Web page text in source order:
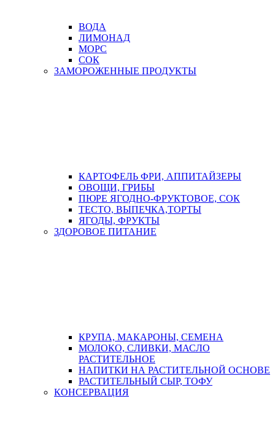
ВОДА
ЛИМОНАД
МОРС
СОК
ЗАМОРОЖЕННЫЕ ПРОДУКТЫ
КАРТОФЕЛЬ ФРИ, АППИТАЙЗЕРЫ
ОВОЩИ, ГРИБЫ
ПЮРЕ ЯГОДНО-ФРУКТОВОЕ, СОК
ТЕСТО, ВЫПЕЧКА,ТОРТЫ
ЯГОДЫ, ФРУКТЫ
ЗДОРОВОЕ ПИТАНИЕ
КРУПА, МАКАРОНЫ, СЕМЕНА
МОЛОКО, СЛИВКИ, МАСЛО
РАСТИТЕЛЬНОЕ
НАПИТКИ НА РАСТИТЕЛЬНОЙ ОСНОВЕ
РАСТИТЕЛЬНЫЙ СЫР, ТОФУ
КОНСЕРВАЦИЯ